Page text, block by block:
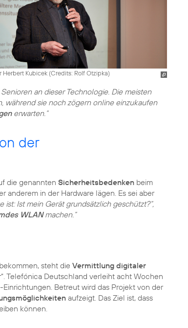
Herbert Kubicek (Credits: Rolf Otzipka)
an dieser Technologie. Die meisten
während sie noch zögern online einzukaufen
erwarten.“
der
die genannten Sicherheitsbedenken beim
anderem in der Hardware lägen. Es sei aber
ist: Ist mein Gerät grundsätzlich geschützt?“,
WLANmachen.“
steht die Vermittlung digitaler
Telefónica Deutschland verleiht acht Wochen
Betreut wird das Projekt von der
aufzeigt. Das Ziel ist, dass
können.